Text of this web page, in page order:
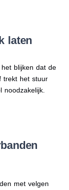
laten
blijken dat de
trekt het stuur
met velgen